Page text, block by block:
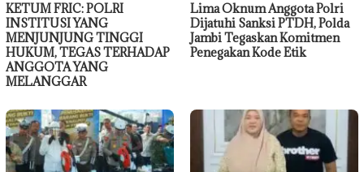
KETUM FRIC: POLRI
INSTITUSI YANG
MENJUNJUNG TINGGI
HUKUM, TEGAS TERHADAP
ANGGOTA YANG
MELANGGAR
Lima Oknum Anggota Polri
Dijatuhi Sanksi PTDH, Polda
Jambi Tegaskan Komitmen
Penegakan Kode Etik